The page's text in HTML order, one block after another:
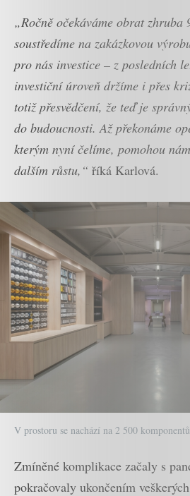
„Ročně očekáváme obrat
soustředíme na zakázkovou
pro nás investice – z posledních
investiční úroveň držíme i přes
totiž přesvědčení, že teď je
do budoucnosti. Až překonáme
kterým nyní čelíme, pomohou
dalším růstu,“ říká Karlová.
V prostoru se nachází na 2 500 komponentů
Zmíněné komplikace začaly s
pokračovaly ukončením